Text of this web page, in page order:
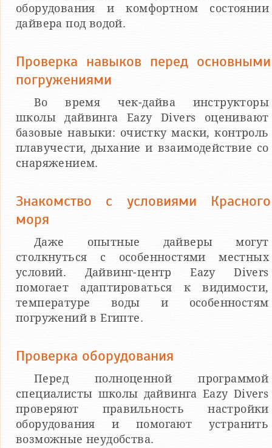
оборудования и комфортном состоянии
дайвера под водой.
Проверка навыков перед основными
погружениями
Во время чек-дайва инструкторы
школы дайвинга Eazy Divers оценивают
базовые навыки: очистку маски, контроль
плавучести, дыхание и взаимодействие со
снаряжением.
Знакомство с условиями Красного
моря
Даже опытные дайверы могут
столкнуться с особенностями местных
условий. Дайвинг-центр Eazy Divers
помогает адаптироваться к видимости,
температуре воды и особенностям
погружений в Египте.
Проверка оборудования
Перед полноценной программой
специалисты школы дайвинга Eazy Divers
проверяют правильность настройки
оборудования и помогают устранить
возможные неудобства.